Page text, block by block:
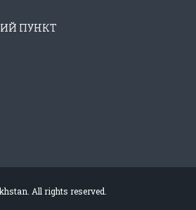
ПУНКТ
All rights reserved.